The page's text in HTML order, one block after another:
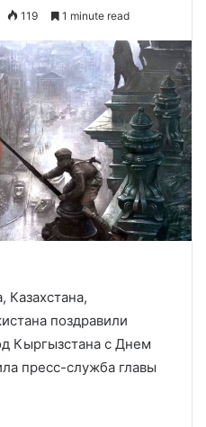
119 1 minute read
Казахстана,
поздравили
Кыргызстана с Днем
пресс-служба главы